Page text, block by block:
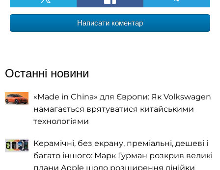
Написати коментар
Останні новини
«Made in China» для Європи: Як Volkswagen
намагається врятуватися китайськими
технологіями
Керамічні, без екрану, преміальні, дешеві і
багато іншого: Марк Гурман розкрив великі
плани Apple щодо розширення лінійки